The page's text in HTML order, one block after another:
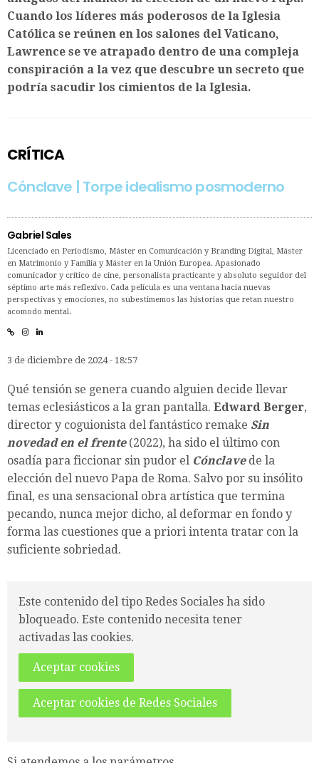
Cuando los líderes más poderosos de la Iglesia
Católica se reúnen en los salones del Vaticano,
Lawrence se ve atrapado dentro de una compleja
conspiración a la vez que descubre un secreto que
podría sacudir los cimientos de la Iglesia.
CRÍTICA
Cónclave | Torpe idealismo posmoderno
Gabriel Sales
Licenciado en Periodismo, Máster en Comunicación y Branding Digital, Máster
en Matrimonio y Familia y Máster en la Unión Europea. Apasionado
comunicador y crítico de cine, personalista practicante y absoluto seguidor del
séptimo arte más reflexivo. Cada película es una ventana hacia nuevas
perspectivas y emociones, no subestimemos las historias que retan nuestro
acomodo mental.
3 de diciembre de 2024 - 18:57
Qué tensión se genera cuando alguien decide llevar
temas eclesiásticos a la gran pantalla. Edward Berger,
director y coguionista del fantástico remake Sin
novedad en el frente (2022), ha sido el último con
osadía para ficcionar sin pudor el Cónclave de la
elección del nuevo Papa de Roma. Salvo por su insólito
final, es una sensacional obra artística que termina
pecando, nunca mejor dicho, al deformar en fondo y
forma las cuestiones que a priori intenta tratar con la
suficiente sobriedad.
Este contenido del tipo Redes Sociales ha sido
bloqueado. Este contenido necesita tener
activadas las cookies.
Aceptar cookies
Aceptar cookies de Redes Sociales